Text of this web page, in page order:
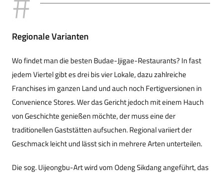
Regionale Varianten
Wo findet man die besten Budae-Jjigae-Restaurants? In fast
jedem Viertel gibt es drei bis vier Lokale, dazu zahlreiche
Franchises im ganzen Land und auch noch Fertigversionen in
Convenience Stores. Wer das Gericht jedoch mit einem Hauch
von Geschichte genießen möchte, der muss eine der
traditionellen Gaststätten aufsuchen. Regional variiert der
Geschmack leicht und lässt sich in mehrere Arten unterteilen.
Die sog. Uijeongbu-Art wird vom Odeng Sikdang angeführt, das